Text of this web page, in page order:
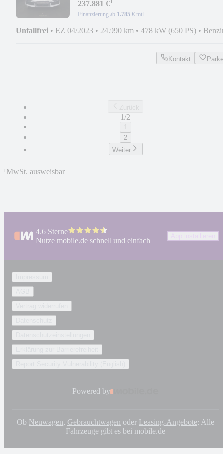
04 27
237.881 €¹
Finanzierung ab 1.785 € mtl.
Unfallfrei • EZ 04/2023 • 24.990 km • 478 kW (650 PS) •
Kontakt
1/2
2
Weiter
¹MwSt. ausweisbar
4.6 Sterne
Nutze mobile.de schnell und einfach
Powered by
Ob Neuwagen, Gebrauchtwagen oder Leasing-Angebote: Alle
Fahrzeuge gibt es bei mobile.de